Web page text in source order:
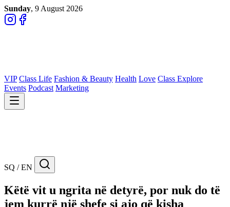
Sunday, 9 August 2026
VIP Class Life Fashion & Beauty Health Love Class Explore
Events Podcast Marketing
SQ / EN
Këtë vit u ngrita në detyrë, por nuk do të
jem kurrë një shefe si ajo që kisha